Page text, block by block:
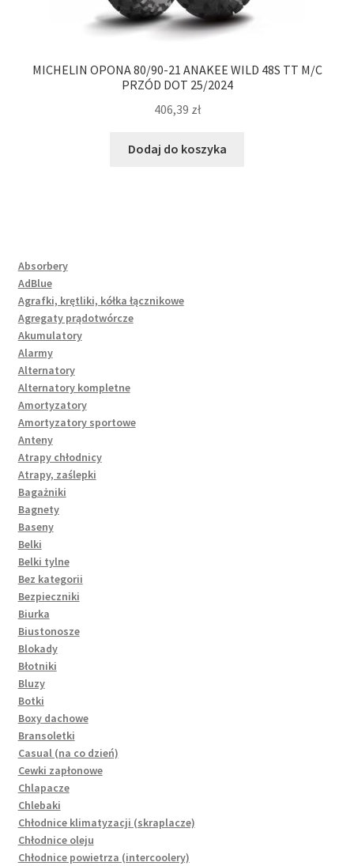
MICHELIN OPONA 80/90-21 ANAKEE WILD 48S TT M/C
PRZÓD DOT 25/2024
406,39 zł
Dodaj do koszyka
Absorbery
AdBlue
Agrafki, krętliki, kółka łącznikowe
Agregaty prądotwórcze
Akumulatory
Alarmy
Alternatory
Alternatory kompletne
Amortyzatory
Amortyzatory sportowe
Anteny
Atrapy chłodnicy
Atrapy, zaślepki
Bagażniki
Bagnety
Baseny
Belki
Belki tylne
Bez kategorii
Bezpieczniki
Biurka
Biustonosze
Blokady
Błotniki
Bluzy
Botki
Boxy dachowe
Bransoletki
Casual (na co dzień)
Cewki zapłonowe
Chlapacze
Chlebaki
Chłodnice klimatyzacji (skraplacze)
Chłodnice oleju
Chłodnice powietrza (intercoolery)